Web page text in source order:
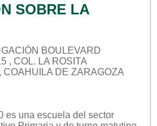
SOBRE LA
BOULEVARD
, COL. LA ROSITA
DE ZARAGOZA
es una escuela del sector